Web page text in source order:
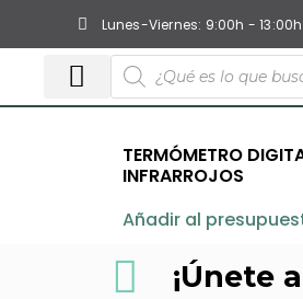
Lunes-Viernes: 9:00h -
TERMÓMETRO
INFRARROJOS
Añadir al
¡Únete